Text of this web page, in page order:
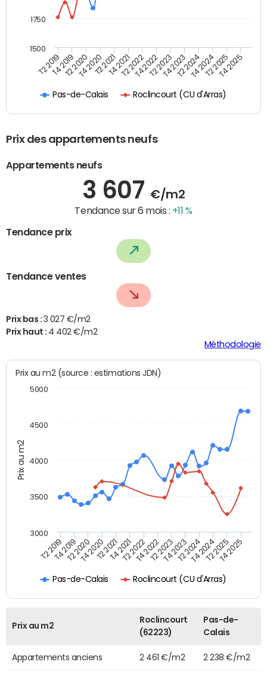
Pas-de-Calais Roclincourt (CU d'Arras)
T2 2019T4 2019T2 2020T4 2020T2 2021T4 2021T2 2022T4 2022T2 2023T4 2023T2 2024T4 2024T2 2025T4 2025
1500
1750
Prix des appartements neufs
Appartements neufs
3 607 €/m2
Tendance sur 6 mois : +11 %
Tendance prix
Tendance ventes
Prix bas : 3 027 €/m2
Prix haut : 4 402 €/m2
Méthodologie
Prix au m2
Prix au m2 (source : estimations JDN)
Pas-de-Calais Roclincourt (CU d'Arras)
T2 2019T4 2019T2 2020T4 2020T2 2021T4 2021T2 2022T4 2022T2 2023T4 2023T2 2024T4 2024T2 2025T4 2025
3000
3500
4000
4500
5000
Prix au m2
Roclincourt
(62223)
Pas-de-
Calais
Appartements anciens 2 461 €/m2 2 238 €/m2